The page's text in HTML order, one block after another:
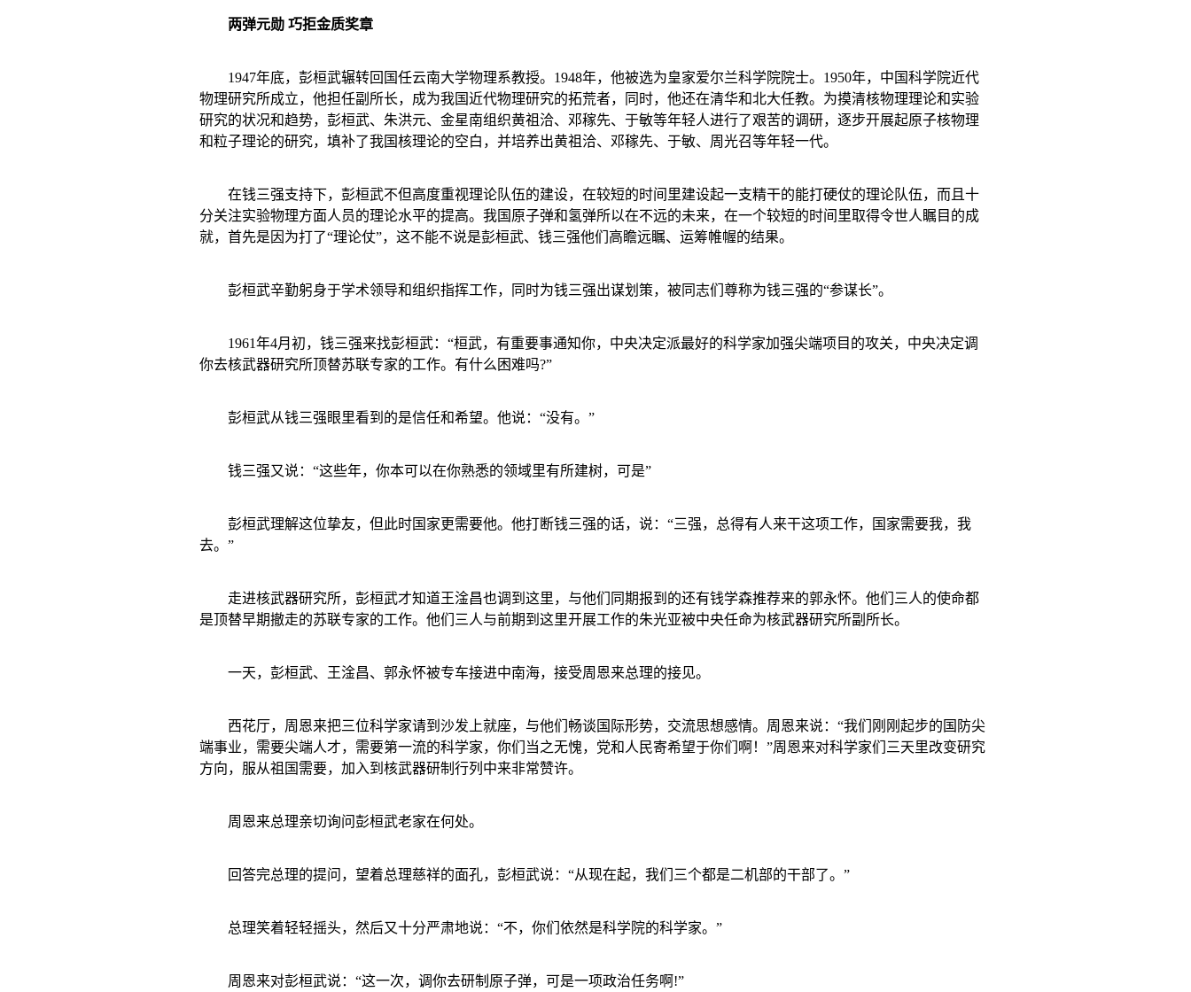
两弹元勋 巧拒金质奖章
1947年底，彭桓武辗转回国任云南大学物理系教授。 1948年，他被选为皇家爱尔兰科学院院士。 1950年，中国科学院近代
物理研究所成立，他担任副所长，成为我国近代物理研究的拓荒者，同时，他还在清华和北大任教。为摸清核物理理论和实验
研究的状况和趋势，彭桓武、朱洪元、金星南组织黄祖洽、邓稼先、于敏等年轻人进行了艰苦的调研，逐步开展起原子核物理
和粒子理论的研究，填补了我国核理论的空白，并培养出黄祖洽、邓稼先、于敏、周光召等年轻一代。
在钱三强支持下，彭桓武不但高度重视理论队伍的建设，在较短的时间里建设起一支精干的能打硬仗的理论队伍，而且十
分关注实验物理方面人员的理论水平的提高。我国原子弹和氢弹所以在不远的未来，在一个较短的时间里取得令世人瞩目的成
就，首先是因为打了“理论仗”，这不能不说是彭桓武、钱三强他们高瞻远瞩、运筹帷幄的结果。
彭桓武辛勤躬身于学术领导和组织指挥工作，同时为钱三强出谋划策，被同志们尊称为钱三强的“参谋长”。
1961年4月初，钱三强来找彭桓武：“桓武，有重要事通知你，中央决定派最好的科学家加强尖端项目的攻关，中央决定调
你去核武器研究所顶替苏联专家的工作。有什么困难吗?”
彭桓武从钱三强眼里看到的是信任和希望。他说：“没有。”
钱三强又说：“这些年，你本可以在你熟悉的领域里有所建树，可是”
彭桓武理解这位挚友，但此时国家更需要他。他打断钱三强的话，说：“三强，总得有人来干这项工作，国家需要我，我
去。”
走进核武器研究所，彭桓武才知道王淦昌也调到这里，与他们同期报到的还有钱学森推荐来的郭永怀。他们三人的使命都
是顶替早期撤走的苏联专家的工作。他们三人与前期到这里开展工作的朱光亚被中央任命为核武器研究所副所长。
一天，彭桓武、王淦昌、郭永怀被专车接进中南海，接受周恩来总理的接见。
西花厅，周恩来把三位科学家请到沙发上就座，与他们畅谈国际形势，交流思想感情。周恩来说：“我们刚刚起步的国防尖
端事业，需要尖端人才，需要第一流的科学家，你们当之无愧，党和人民寄希望于你们啊！”周恩来对科学家们三天里改变研究
方向，服从祖国需要，加入到核武器研制行列中来非常赞许。
周恩来总理亲切询问彭桓武老家在何处。
回答完总理的提问，望着总理慈祥的面孔，彭桓武说：“从现在起，我们三个都是二机部的干部了。”
总理笑着轻轻摇头，然后又十分严肃地说：“不，你们依然是科学院的科学家。”
周恩来对彭桓武说：“这一次，调你去研制原子弹，可是一项政治任务啊 !”